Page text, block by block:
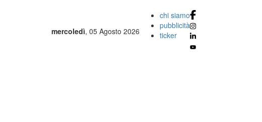
mercoledì, 05 Agosto 2026
chi siamo
pubblicità
ticker